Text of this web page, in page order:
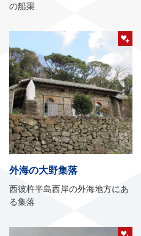
の船渠
外海の大野集落
西彼杵半島西岸の外海地方にあ
る集落